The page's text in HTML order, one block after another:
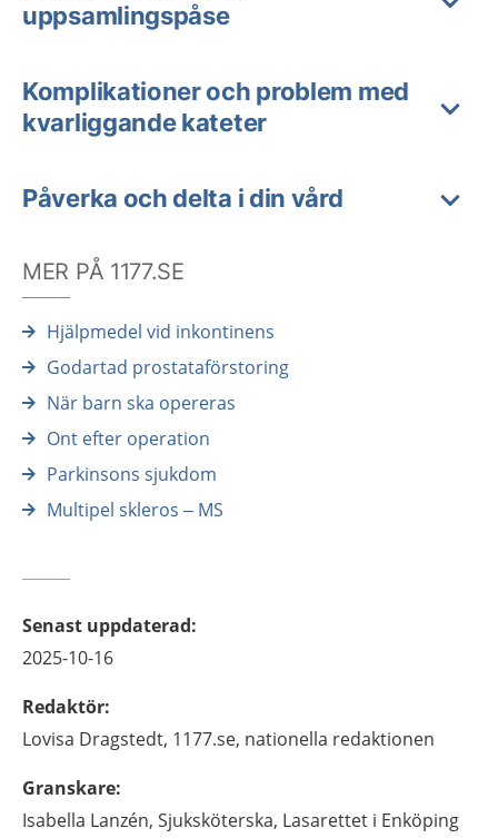
uppsamlingspåse
Komplikationer och problem med
kvarliggande kateter
Påverka och delta i din vård
MER PÅ 1177.SE
Hjälpmedel vid inkontinens
Godartad prostataförstoring
När barn ska opereras
Ont efter operation
Parkinsons sjukdom
Multipel skleros – MS
Senast uppdaterad:
2025-10-16
Redaktör:
Lovisa Dragstedt, 1177.se, nationella redaktionen
Granskare:
Isabella Lanzén, Sjuksköterska, Lasarettet i Enköping